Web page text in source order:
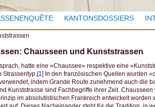
KANTONSDOSSIERS
Chausseen und Kunststrassen
hatte eine «Chaussee» respektive eine
Strassentyp.[1] In den französischen Quellen wurden
indem Grande Route zunehmend auch die
Kunststrasse sind Fachbegriffe ihrer Zeit.
im absolutistischen Frankreich entwickelt worden